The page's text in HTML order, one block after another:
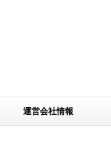
運営会社情報